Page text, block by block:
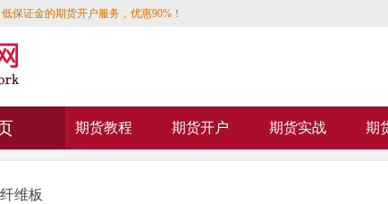
保证金的期货开户服务，优惠90%！
期货教程 期货开户 期货实战 期
维板